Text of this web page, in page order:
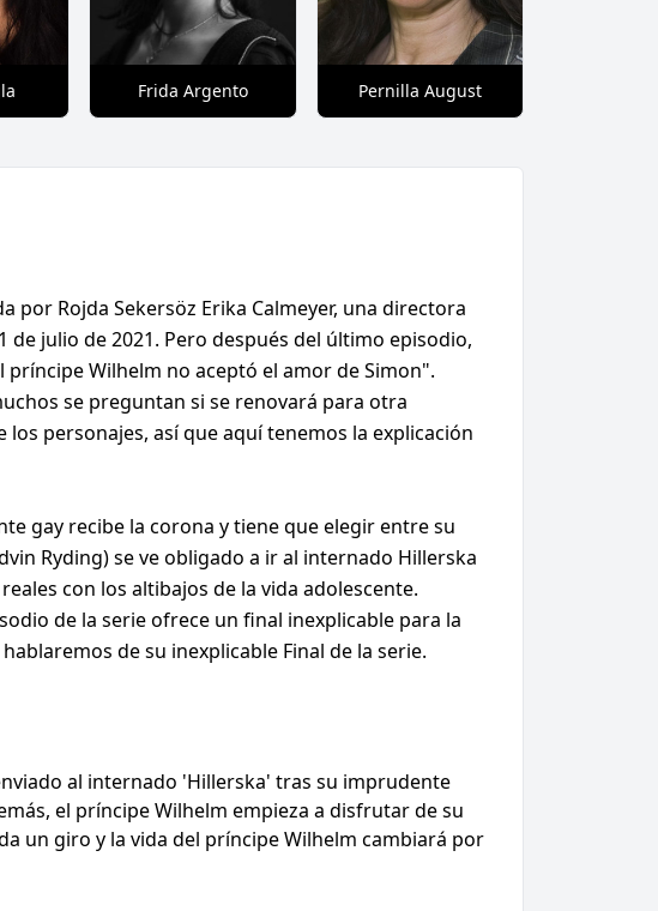
Frida Argento Pernilla August
por Rojda Sekersöz Erika Calmeyer, una directora
de julio de 2021. Pero después del último episodio,
Wilhelm no aceptó el amor de Simon".
se preguntan si se renovará para otra
personajes, así que aquí tenemos la explicación
gay recibe la corona y tiene que elegir entre su
Ryding) se ve obligado a ir al internado Hillerska
con los altibajos de la vida adolescente.
de la serie ofrece un final inexplicable para la
de su inexplicable Final de la serie.
al internado 'Hillerska' tras su imprudente
el príncipe Wilhelm empieza a disfrutar de su
un giro y la vida del príncipe Wilhelm cambiará por